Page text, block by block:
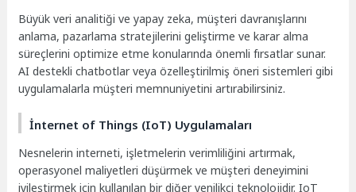
Büyük veri analitiği ve yapay zeka, müşteri davranışlarını
anlama, pazarlama stratejilerini geliştirme ve karar alma
süreçlerini optimize etme konularında önemli fırsatlar sunar.
AI destekli chatbotlar veya özelleştirilmiş öneri sistemleri gibi
uygulamalarla müşteri memnuniyetini artırabilirsiniz.
İnternet of Things (IoT) Uygulamaları
Nesnelerin interneti, işletmelerin verimliliğini artırmak,
operasyonel maliyetleri düşürmek ve müşteri deneyimini
iyileştirmek için kullanılan bir diğer yenilikçi teknolojidir. IoT